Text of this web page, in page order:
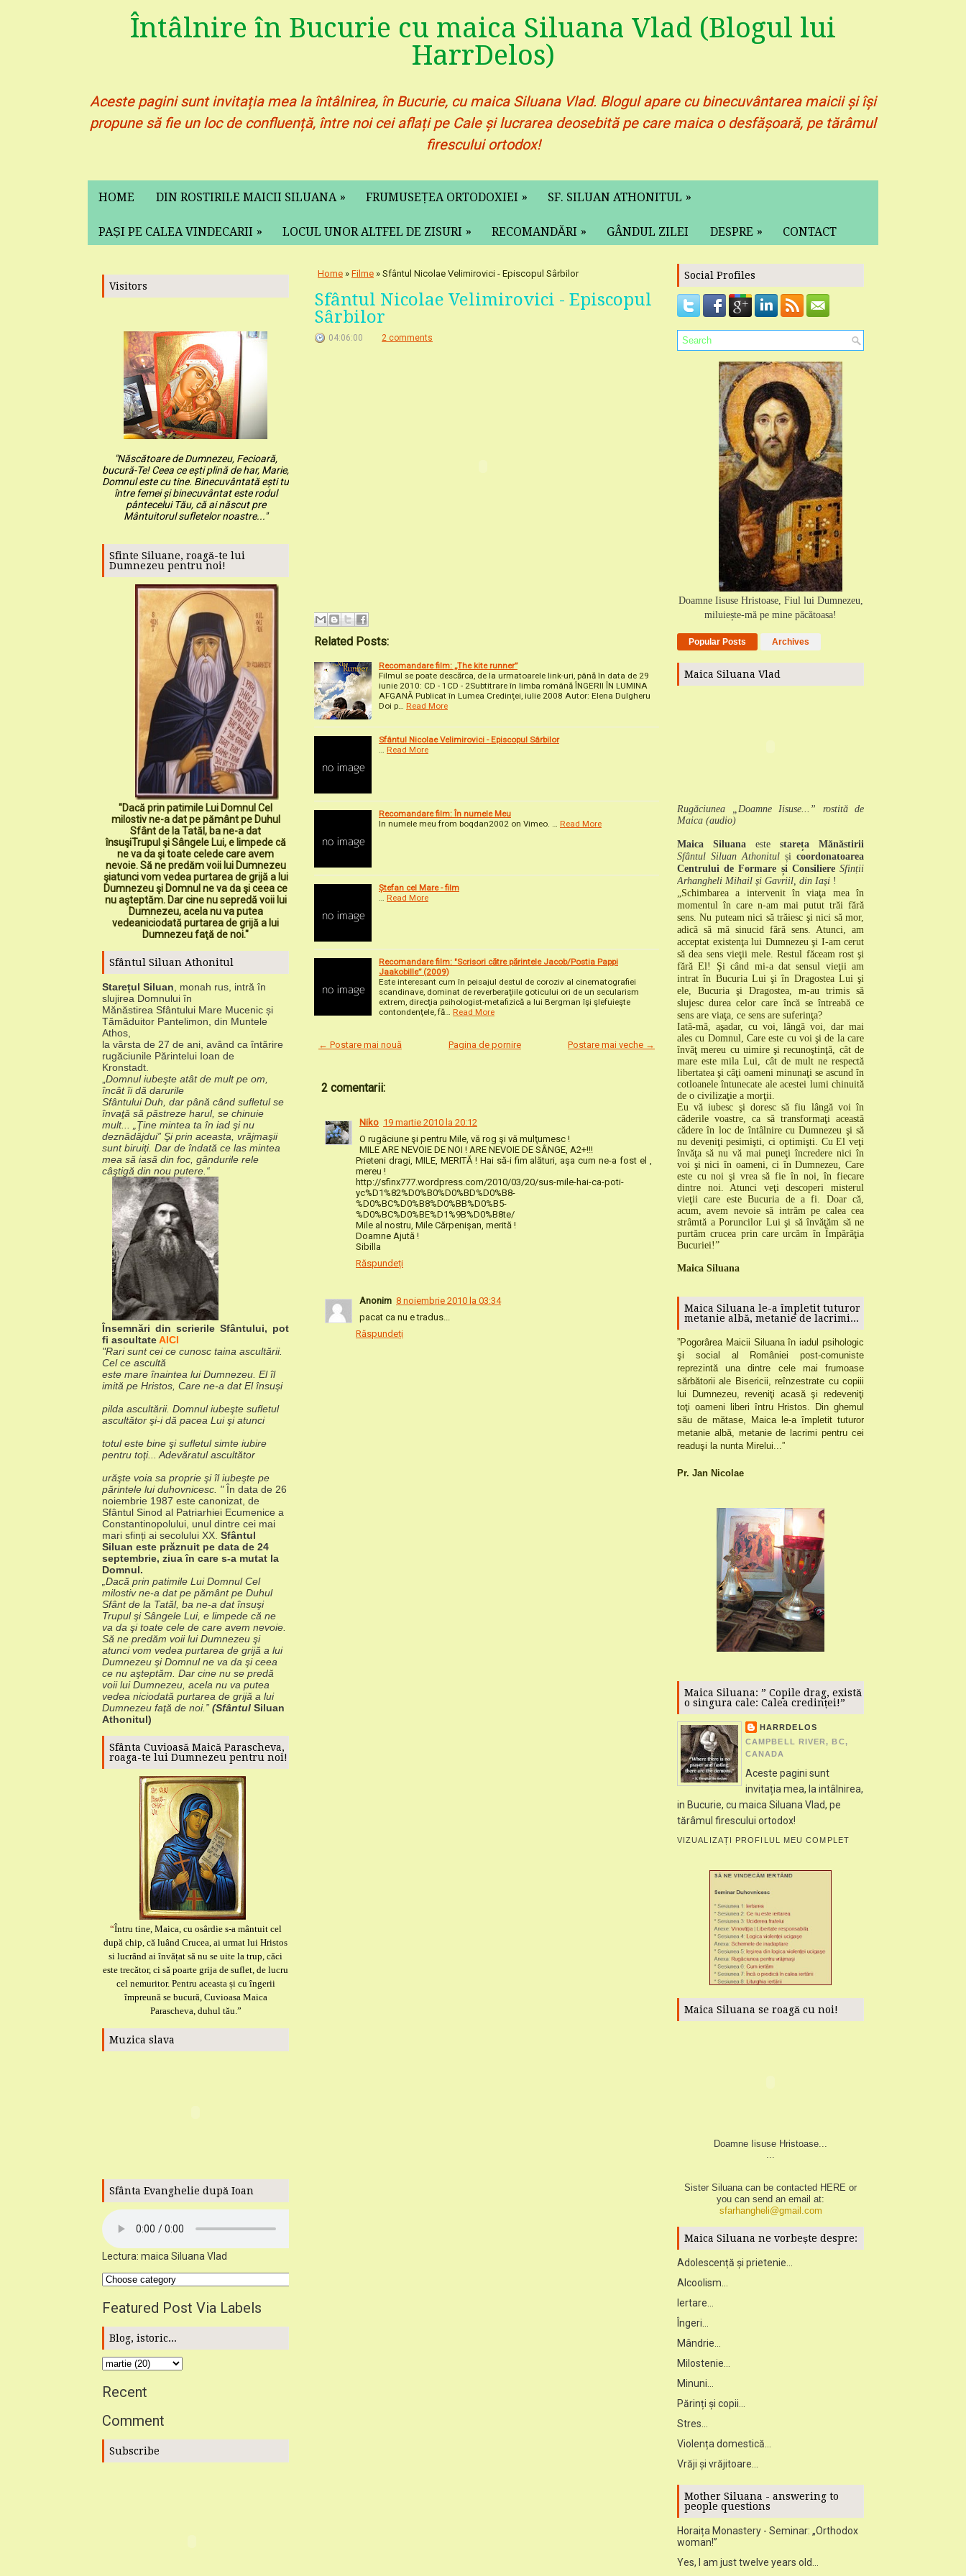
Întâlnire în Bucurie cu maica Siluana Vlad (Blogul lui
HarrDelos)
Aceste pagini sunt invitația mea la întâlnirea, în Bucurie, cu maica Siluana Vlad. Blogul apare cu binecuvântarea maicii și își
propune să fie un loc de confluență, între noi cei aflați pe Cale și lucrarea deosebită pe care maica o desfășoară, pe tărâmul
firescului ortodox!
HOME DIN ROSTIRILE MAICII SILUANA » FRUMUSEȚEA ORTODOXIEI » SF. SILUAN ATHONITUL »
PAȘI PE CALEA VINDECARII » LOCUL UNOR ALTFEL DE ZISURI » RECOMANDĂRI » GÂNDUL ZILEI DESPRE » CONTACT
Visitors
"Născătoare de Dumnezeu, Fecioară,
bucură-Te! Ceea ce ești plină de har, Marie,
Domnul este cu tine. Binecuvântată ești tu
între femei și binecuvântat este rodul
pântecelui Tău, că ai născut pre
Mântuitorul sufletelor noastre..."
Sfinte Siluane, roagă-te lui
Dumnezeu pentru noi!
"Dacă prin patimile Lui Domnul Cel
milostiv ne-a dat pe pământ pe Duhul
Sfânt de la Tatăl, ba ne-a dat
însuşiTrupul şi Sângele Lui, e limpede că
ne va da şi toate celede care avem
nevoie. Să ne predăm voii lui Dumnezeu
şiatunci vom vedea purtarea de grijă a lui
Dumnezeu şi Domnul ne va da şi ceea ce
nu aşteptăm. Dar cine nu sepredă voii lui
Dumnezeu, acela nu va putea
vedeaniciodată purtarea de grijă a lui
Dumnezeu faţă de noi."
Sfântul Siluan Athonitul
Starețul Siluan , monah rus, intră în
slujirea Domnului în
Mănăstirea Sfântului Mare Mucenic și
Tămăduitor Pantelimon, din Muntele
Athos,
la vârsta de 27 de ani, având ca întărire
rugăciunile Părintelui Ioan de
Kronstadt.
Domnul iubeşte atât de mult pe om,
încât îi dă darurile
Sfântului Duh, dar până când sufletul se
învaţă să păstreze harul, se chinuie
mult... „Ţine mintea ta în iad şi nu
deznădăjdui” Şi prin aceasta, vrăjmaşii
sunt biruiţi. Dar de îndată ce las mintea
mea să iasă din foc, gândurile rele
câştigă din nou putere.“
Însemnări din scrierile Sfântului, pot
fi ascultateAICI
"Rari sunt cei ce cunosc taina ascultării.
Cel ce ascultă
este mare înaintea lui Dumnezeu. El îl
imită pe Hristos, Care ne-a dat El însuşi
pilda ascultării. Domnul iubeşte sufletul
ascultător şi-i dă pacea Lui şi atunci
totul este bine şi sufletul simte iubire
pentru toţi... Adevăratul ascultător
urăşte voia sa proprie şi îl iubeşte pe
părintele lui duhovnicesc. " În data de 26
noiembrie 1987 este canonizat, de
Sfântul Sinod al Patriarhiei Ecumenice a
Constantinopolului, unul dintre cei mai
mari sfinți ai secolului XX. Sfântul
Siluan este prăznuit pe data de 24
septembrie, ziua în care s-a mutat la
Domnul.
„Dacă prin patimile Lui Domnul Cel
milostiv ne-a dat pe pământ pe Duhul
Sfânt de la Tatăl, ba ne-a dat însuşi
Trupul şi Sângele Lui, e limpede că ne
va da şi toate cele de care avem nevoie.
Să ne predăm voii luiDumnezeu şi
atunci vom vedea purtarea de grijă a lui
Dumnezeu şi Domnul ne va da şi ceea
ce nu aşteptăm. Dar cine nu se predă
voii lui Dumnezeu, acela nu va putea
vedea niciodată purtarea de grijă a lui
Dumnezeu faţă de noi.” (Sfântul Siluan
Athonitul)
Sfânta Cuvioasă Maică Parascheva,
roaga-te lui Dumnezeu pentru noi!
“Întru tine, Maica, cu osârdie s-a mântuit cel
după chip, că luând Crucea, ai urmat lui Hristos
si lucrând ai învățat să nu se uite la trup, căci
este trecător, ci să poarte grija de suflet, de lucru
cel nemuritor. Pentru aceasta și cu îngerii
împreună se bucură, Cuvioasa Maica
Parascheva, duhul tău.”
Muzica slava
Sfânta Evanghelie după Ioan
Lectura: maica Siluana Vlad
Featured Post Via Labels
Blog, istoric...
Recent
Comment
Subscribe
Home » Filme » Sfântul Nicolae Velimirovici - Episcopul Sârbilor
Sfântul Nicolae Velimirovici - Episcopul
Sârbilor
04:06:00 2 comments
Related Posts:
Recomandare film: „The kite runner”
Filmul se poate descărca, de la urmatoarele link-uri, până în data de 29
iunie 2010: CD - 1CD - 2Subtitrare în limba română ÎNGERII ÎN LUMINA
AFGANĂ Publicat în Lumea Credinţei, iulie 2008 Autor: Elena Dulgheru
Doi p… Read More
Sfântul Nicolae Velimirovici - Episcopul Sârbilor
… Read More
Recomandare film: În numele Meu
In numele meu from boqdan2002 on Vimeo. … Read More
Ștefan cel Mare - film
… Read More
Recomandare film: "Scrisori către părintele Jacob/Postia Pappi
Jaakobille” (2009)
Este interesant cum în peisajul destul de coroziv al cinematografiei
scandinave, dominat de reverberaţiile goticului ori de un secularism
extrem, direcţia psihologist-metafizică a lui Bergman îşi şlefuieşte
contondenţele, fă… Read More
← Postare mai nouă Postare mai veche →
Pagina de pornire
2 comentarii:
Niko 19 martie 2010 la 20:12
O rugăciune şi pentru Mile, vă rog şi vă mulţumesc !
MILE ARE NEVOIE DE NOI ! ARE NEVOIE DE SÂNGE, A2+!!!
Prieteni dragi, MILE, MERITĂ ! Hai să-i fim alături, aşa cum ne-a fost el ,
mereu !
http://sfinx777.wordpress.com/2010/03/20/sus-mile-hai-ca-poti-
yc%D1%82%D0%B0%D0%BD%D0%B8-
%D0%BC%D0%B8%D0%BB%D0%B5-
%D0%BC%D0%BE%D1%9B%D0%B8te/
Mile al nostru, Mile Cărpenişan, merită !
Doamne Ajută !
Sibilla
Răspundeți
Anonim 8 noiembrie 2010 la 03:34
pacat ca nu e tradus...
Răspundeți
Social Profiles
Doamne Iisuse Hristoase, Fiul lui Dumnezeu,
miluiește-mă pe mine păcătoasa!
Popular Posts Archives
Maica Siluana Vlad
Rugăciunea „Doamne Iisuse...” rostită de
Maica (audio)
Maica Siluana este stareța Mănăstirii
Sfântul Siluan Athonitul și coordonatoarea
Centrului de Formare și Consiliere Sfinții
Arhangheli Mihail și Gavriil, din Iași !
„Schimbarea a intervenit în viaţa mea în
momentul în care n-am mai putut trăi fără
sens. Nu puteam nici să trăiesc şi nici să mor,
adică să mă sinucid fără sens. Atunci, am
acceptat existenţa lui Dumnezeu şi I-am cerut
să dea sens vieţii mele. Restul făceam rost şi
fără El! Şi când mi-a dat sensul vieţii am
intrat în Bucuria Lui şi în Dragostea Lui şi
ele, Bucuria şi Dragostea, m-au trimis să
slujesc durea celor care încă se întreabă ce
sens are viaţa, ce sens are suferinţa?
Iată-mă, aşadar, cu voi, lângă voi, dar mai
ales cu Domnul, Care este cu voi şi de la care
învăţ mereu cu uimire şi recunoştinţă, cât de
mare este mila Lui, cât de mult ne respectă
libertatea şi câţi oameni minunaţi se ascund în
cotloanele întunecate ale acestei lumi chinuită
de o civilizaţie a morţii.
Eu vă iubesc şi doresc să fiu lângă voi în
căderile voastre, ca să transformaţi această
cădere în loc de întâlnire cu Dumnezeu şi să
nu deveniţi pesimişti, ci optimişti. Cu El veţi
învăţa să nu vă mai puneţi încredere nici în
voi şi nici în oameni, ci în Dumnezeu, Care
este cu noi şi vrea să fie în noi, în fiecare
dintre noi. Atunci
veţi descoperi misterul
vieţii care este Bucuria de a fi. Doar că,
acum, avem nevoie să intrăm pe calea cea
strâmtă a Poruncilor Lui şi să învăţăm să ne
purtăm crucea prin care urcăm în Împărăţia
Bucuriei!”
Maica Siluana
Maica Siluana le-a împletit tuturor
metanie albă, metanie de lacrimi...
”Pogorârea Maicii Siluana în iadul psihologic
şi social al României post-comuniste
reprezintă una dintre cele mai frumoase
sărbătorii ale Bisericii,reînzestrate cu copiii
lui Dumnezeu, reveniţi acasă şi redeveniţi
toţi oameni liberi întru Hristos.
Din ghemul
său de mătase, Maica le-a împletit tuturor
metanie albă, metanie de lacrimi pentru cei
readuşi la nunta Mirelui...”
Pr. Jan Nicolae
Maica Siluana: ” Copile drag, există
o singura cale: Calea credinței!”
HARRDELOS
CAMPBELL RIVER, BC,
CANADA
Aceste pagini sunt
invitația mea, la intâlnirea,
in Bucurie, cu maica Siluana Vlad, pe
tărâmul firescului ortodox!
VIZUALIZAȚI PROFILUL MEU COMPLET
Maica Siluana se roagă cu noi!
Doamne Iisuse Hristoase...
...
Sister Siluana can be contacted HERE or
you can send an email at:
sfarhangheli@gmail.com
Maica Siluana ne vorbește despre:
Adolescență și prietenie...
Alcoolism...
Iertare...
Îngeri...
Mândrie...
Milostenie...
Minuni...
Părinți și copii...
Stres...
Violența domestică...
Vrăji și vrăjitoare...
Mother Siluana - answering to
people questions
Horaița Monastery - Seminar: „Orthodox
woman!”
Yes, I am just twelve years old...